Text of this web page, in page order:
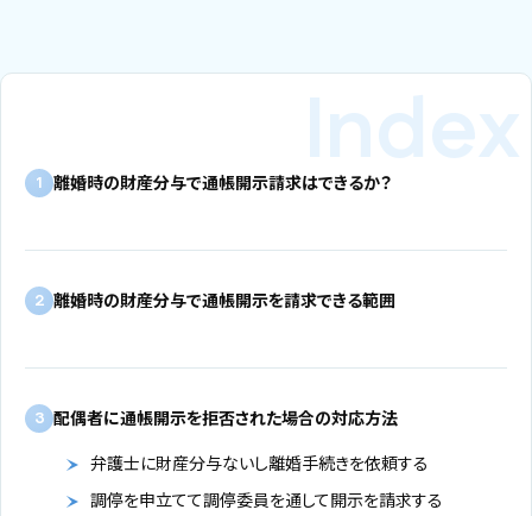
1 離婚時の財産分与で通帳開示請求はできるか？
2 離婚時の財産分与で通帳開示を請求できる範囲
3 配偶者に通帳開示を拒否された場合の対応方法
弁護士に財産分与ないし離婚手続きを依頼する
調停を申立てて調停委員を通して開示を請求する